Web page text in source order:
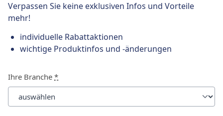
Verpassen Sie keine exklusiven Infos und Vorteile
mehr!
individuelle Rabattaktionen
wichtige Produktinfos und -änderungen
Ihre Branche *